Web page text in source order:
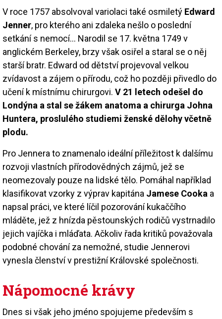
V roce 1757 absolvoval variolaci také osmiletý Edward
Jenner, pro kterého ani zdaleka nešlo o poslední
setkání s nemocí… Narodil se 17. května 1749 v
anglickém Berkeley, brzy však osiřel a staral se o něj
starší bratr. Edward od dětství projevoval velkou
zvídavost a zájem o přírodu, což ho později přivedlo do
učení k místnímu chirurgovi. V 21 letech odešel do
Londýna a stal se žákem anatoma a chirurga Johna
Huntera, proslulého studiemi ženské dělohy včetně
plodu.
Pro Jennera to znamenalo ideální příležitost k dalšímu
rozvoji vlastních přírodovědných zájmů, jež se
neomezovaly pouze na lidské tělo. Pomáhal například
klasifikovat vzorky z výprav kapitána Jamese Cooka a
napsal práci, ve které líčil pozorování kukaččího
mláděte, jež z hnízda pěstounských rodičů vystrnadilo
jejich vajíčka i mláďata. Ačkoliv řada kritiků považovala
podobné chování za nemožné, studie Jennerovi
vynesla členství v prestižní Královské společnosti.
Nápomocné krávy
Dnes si však jeho jméno spojujeme především s